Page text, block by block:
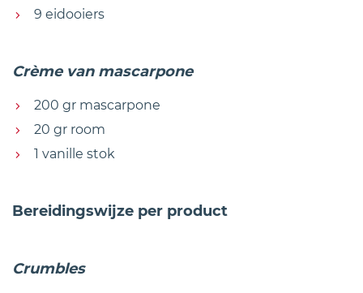
9 eidooiers
Crème van mascarpone
200 gr mascarpone
20 gr room
1 vanille stok
Bereidingswijze per product
Crumbles